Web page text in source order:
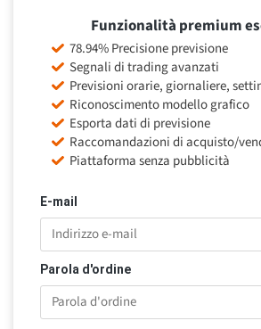
E-mail
Parola d'ordine
Funzionalità premium
78.94% Precisione previsione
Segnali di trading avanzati
Previsioni orarie, giornaliere,
Riconoscimento modello grafico
Esporta dati di previsione
Raccomandazioni di acquisto/
Piattaforma senza pubblicità